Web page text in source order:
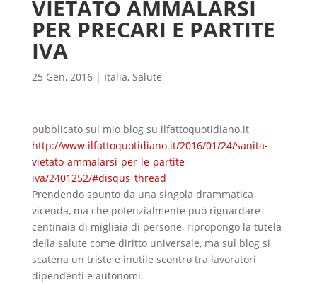
VIETATO AMMALARSI
PER PRECARI E PARTITE
IVA
25 Gen, 2016| Italia, Salute
pubblicato sul mio blog su ilfattoquotidiano.it
http://www.ilfattoquotidiano.it/2016/01/24/sanita-
vietato-ammalarsi-per-le-partite-
iva/2401252/#disqus_thread
Prendendo spunto da una singola drammatica
vicenda, ma che potenzialmente può riguardare
centinaia di migliaia di persone, ripropongo la tutela
della salute come diritto universale, ma sul blog si
scatena un triste e inutile scontro tra lavoratori
dipendenti e autonomi.